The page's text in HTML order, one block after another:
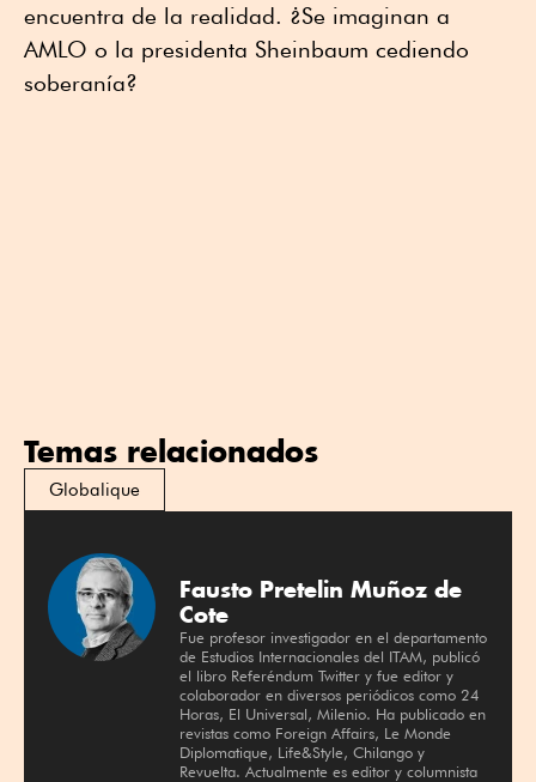
encuentra de la realidad. ¿Se imaginan a
AMLO o la presidenta Sheinbaum cediendo
soberanía?
Temas relacionados
Globalique
Fausto Pretelin Muñoz de
Cote
Fue profesor investigador en el departamento
de Estudios Internacionales del ITAM, publicó
el libro Referéndum Twitter y fue editor y
colaborador en diversos periódicos como 24
Horas, El Universal, Milenio. Ha publicado en
revistas como Foreign Affairs, Le Monde
Diplomatique, Life&Style, Chilango y
Revuelta. Actualmente es editor y columnista